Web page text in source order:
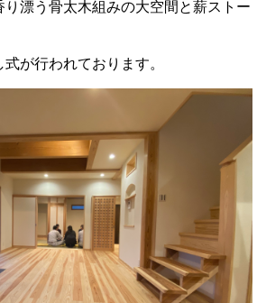
漂う骨太木組みの大空間と薪ストー
が行われております。